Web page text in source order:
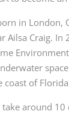
in London,
Ailsa Craig. In
coast of
around 10